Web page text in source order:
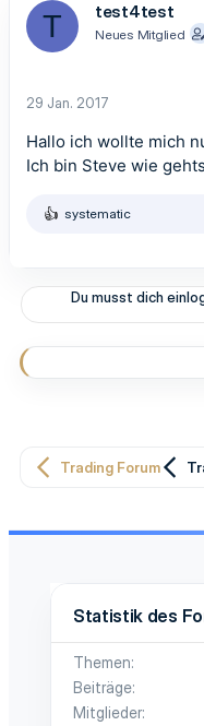
T test4test
Neues Mitglied
29 Jan. 2017
Hallo ich wollte mich
Ich bin Steve wie
R
t
o
n
n
systematic
Du musst dich
Trading Forum
Statistik des
Themen
Beiträge
Mitglieder